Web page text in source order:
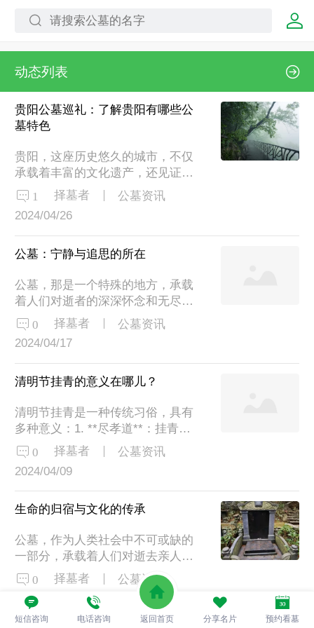
动态列表
贵阳公墓巡礼：了解贵阳有哪些公
墓特色
贵阳，这座历史悠久的城市，不仅
承载着丰富的文化遗产，还见证了
无数生命的起落。在这片土地上，
公墓作为人生旅程的终点站，也承
载着人们对逝者的怀念与尊重。今
天，就让我们一起走进贵阳的公
墓，探寻那些关于生命与死亡、历
墓贵阳公墓的历史与文化贵阳的公
墓不仅仅是安葬逝者的场所，更是
历史的见证者。许多公墓都有着深
厚的历史背景，如建于明清时期的
某某公墓，墓碑上的铭文记录了那
个时代...
1 择墓者
公墓资讯
2024/04/26
公墓：宁静与追思的所在
公墓，那是一个特殊的地方，承载
着人们对逝者的深深怀念和无尽哀
思。走进公墓，一种庄严肃穆的氛
围扑面而来。这里的环境通常宁静
而清幽，绿树成荫，花草点缀其
间，仿佛是一个与世隔绝的宁静角
落。一排排整齐的墓碑，静静地矗
经鲜活的生命的故事。公墓是人们
缅怀亲人的地方。在这里，人们可
以来到亲人的墓前，献上鲜花，摆
放祭品，倾诉心中的思念和眷恋。
每一次的祭奠，都是一次与亲人的
心灵对...
0 择墓者
公墓资讯
2024/04/17
清明节挂青的意义在哪儿？
清明节挂青是一种传统习俗，具有
多种意义：1. **尽孝道**：挂青是
尽孝道的标记物，通过在祖先坟前
挂青，表达对祖先的怀念和尊敬，
显示家族后继有人。2. **标志有后
嗣**：一座坟头清明是否挂青，成
了一个家族是否后继有人、兴旺发
青”越多，说明墓主家族人丁越旺。
3. **缅怀祖先**：清明节是一个纪
念祖先的节日，挂青是扫墓的一部
分，通过清理墓地、挂青等方式，
表达对祖...
0 择墓者
公墓资讯
2024/04/09
生命的归宿与文化的传承
公墓，作为人类社会中不可或缺的
一部分，承载着人们对逝去亲人的
怀念与缅怀。它不仅是生命的归
宿，更是文化的传承。在这片静谧
的土地上，我们见证了生命的终
结，也感受到了生命的延续。公墓
0 择墓者
公墓资讯
2024/03/31
短信咨询 电话咨询 返回首页 分享名片 预约看墓